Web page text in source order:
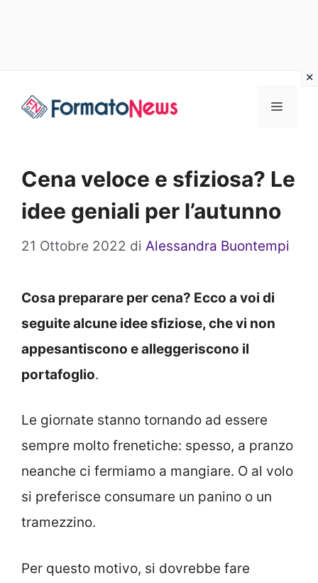
Menu
Cena veloce e sfiziosa? Le
idee geniali per l’autunno
21 Ottobre 2022 di Alessandra Buontempi
Cosa preparare per cena? Ecco a voi di
seguite alcune idee sfiziose, che vi non
appesantiscono e alleggeriscono il
portafoglio.
Le giornate stanno tornando ad essere
sempre molto frenetiche: spesso, a pranzo
neanche ci fermiamo a mangiare. O al volo
si preferisce consumare un panino o un
tramezzino.
Per questo motivo, si dovrebbe fare